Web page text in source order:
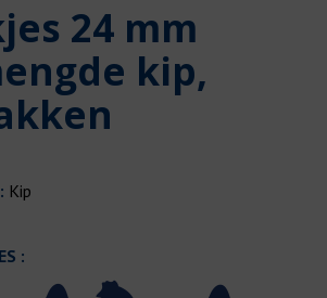
24 mm
kip,
Kip
: